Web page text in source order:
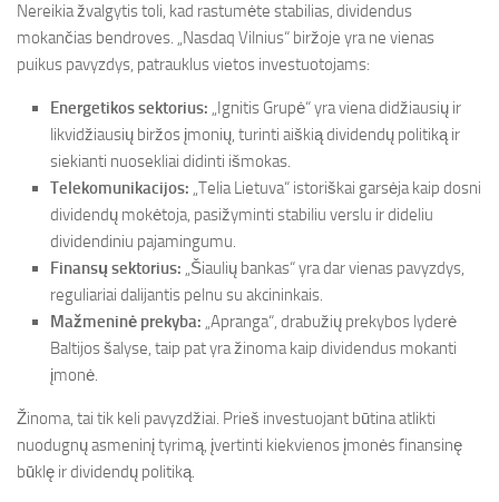
Nereikia žvalgytis toli, kad rastumėte stabilias, dividendus
mokančias bendroves. „Nasdaq Vilnius“ biržoje yra ne vienas
puikus pavyzdys, patrauklus vietos investuotojams:
Energetikos sektorius: „Ignitis Grupė“ yra viena didžiausių ir
likvidžiausių biržos įmonių, turinti aiškią dividendų politiką ir
siekianti nuosekliai didinti išmokas.
Telekomunikacijos: „Telia Lietuva“ istoriškai garsėja kaip dosni
dividendų mokėtoja, pasižyminti stabiliu verslu ir dideliu
dividendiniu pajamingumu.
Finansų sektorius: „Šiaulių bankas“ yra dar vienas pavyzdys,
reguliariai dalijantis pelnu su akcininkais.
Mažmeninė prekyba: „Apranga“, drabužių prekybos lyderė
Baltijos šalyse, taip pat yra žinoma kaip dividendus mokanti
įmonė.
Žinoma, tai tik keli pavyzdžiai. Prieš investuojant būtina atlikti
nuodugnų asmeninį tyrimą, įvertinti kiekvienos įmonės finansinę
būklę ir dividendų politiką.